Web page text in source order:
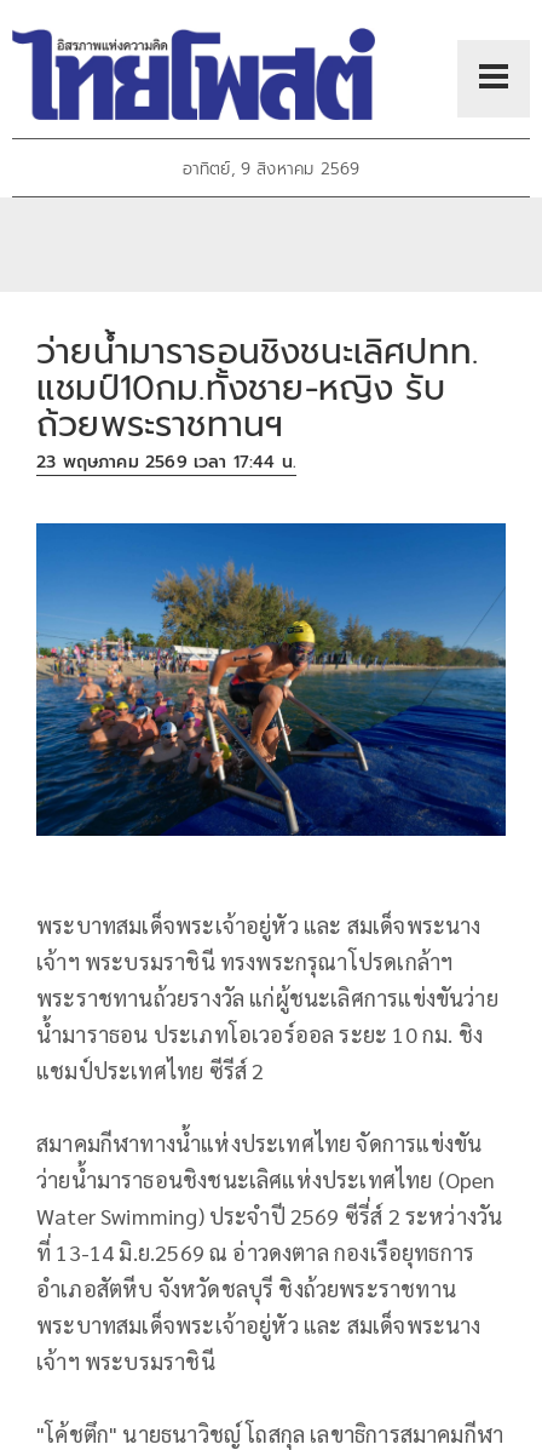
อาทิตย์, 9 สิงหาคม 2569
ว่ายน้ำมาราธอนชิงชนะเลิศปทท.
แชมป์10กม.ทั้งชาย-หญิง รับ
ถ้วยพระราชทานฯ
23 พฤษภาคม 2569 เวลา 17:44 น.
พระบาทสมเด็จพระเจ้าอยู่หัว และ สมเด็จพระนาง
เจ้าฯ พระบรมราชินี ทรงพระกรุณาโปรดเกล้าฯ
พระราชทานถ้วยรางวัล แก่ผู้ชนะเลิศการแข่งขันว่าย
น้ำมาราธอน ประเภทโอเวอร์ออล ระยะ 10 กม. ชิง
แชมป์ประเทศไทย ซีรีส์ 2
สมาคมกีฬาทางน้ำแห่งประเทศไทย จัดการแข่งขัน
ว่ายน้ำมาราธอนชิงชนะเลิศแห่งประเทศไทย (Open
Water Swimming) ประจำปี 2569 ซีรี่ส์ 2 ระหว่างวัน
ที่ 13-14 มิ.ย.2569 ณ อ่าวดงตาล กองเรือยุทธการ
อำเภอสัตหีบ จังหวัดชลบุรี ชิงถ้วยพระราชทาน
พระบาทสมเด็จพระเจ้าอยู่หัว และ สมเด็จพระนาง
เจ้าฯ พระบรมราชินี
"โค้ชตึก" นายธนาวิชญ์ โถสกุล เลขาธิการสมาคมกีฬา